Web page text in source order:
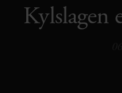
Kylslagen